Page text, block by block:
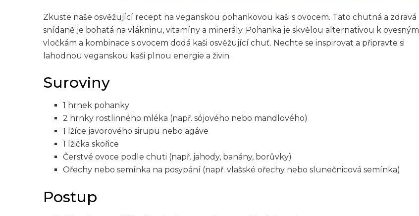
Zkuste naše osvěžující recept na veganskou pohankovou kaši s ovocem. Tato chutná a zdravá
snídaně je bohatá na vlákninu, vitamíny a minerály. Pohanka je skvělou alternativou k ovesným
vločkám a kombinace s ovocem dodá kaši osvěžující chuť. Nechte se inspirovat a připravte si
lahodnou veganskou kaši plnou energie a živin.
Suroviny
1 hrnek pohanky
2 hrnky rostlinného mléka (např. sójového nebo mandlového)
1 lžíce javorového sirupu nebo agáve
1 lžička skořice
Čerstvé ovoce podle chuti (např. jahody, banány, borůvky)
Ořechy nebo semínka na posypání (např. vlašské ořechy nebo slunečnicová semínka)
Postup